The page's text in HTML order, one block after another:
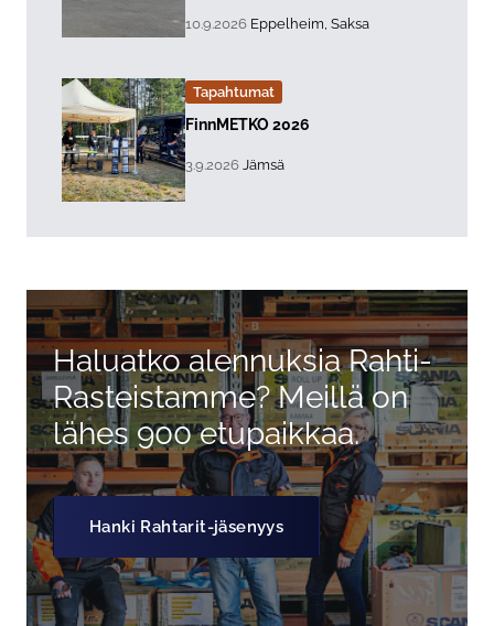
, Tapahtuman päiväys:
10.9.2026 Sijainti:
Eppelheim, Saksa
Tapahtumat
Lue lisää about event "
FinnMETKO 2026
, Tapahtuman päiväys:
3.9.2026 Sijainti:
Jämsä
Haluatko alennuksia Rahti-
Rasteistamme? Meillä on
lähes 900 etupaikkaa.
Hanki Rahtarit-jäsenyys